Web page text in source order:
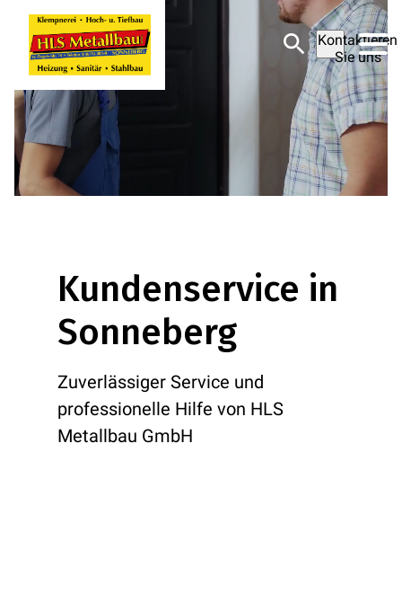
Kontaktieren
Sie uns
Kundenservice in
Sonneberg
Zuverlässiger Service und
professionelle Hilfe von HLS
Metallbau GmbH